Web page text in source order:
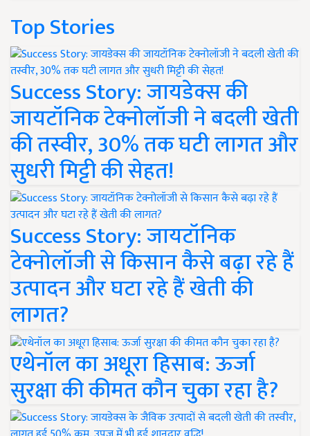
Top Stories
Success Story: जायडेक्स की
जायटॉनिक टेक्नोलॉजी ने बदली खेती
की तस्वीर, 30% तक घटी लागत और
सुधरी मिट्टी की सेहत!
Success Story: जायटॉनिक
टेक्नोलॉजी से किसान कैसे बढ़ा रहे हैं
उत्पादन और घटा रहे हैं खेती की
लागत?
एथेनॉल का अधूरा हिसाब: ऊर्जा
सुरक्षा की कीमत कौन चुका रहा है?